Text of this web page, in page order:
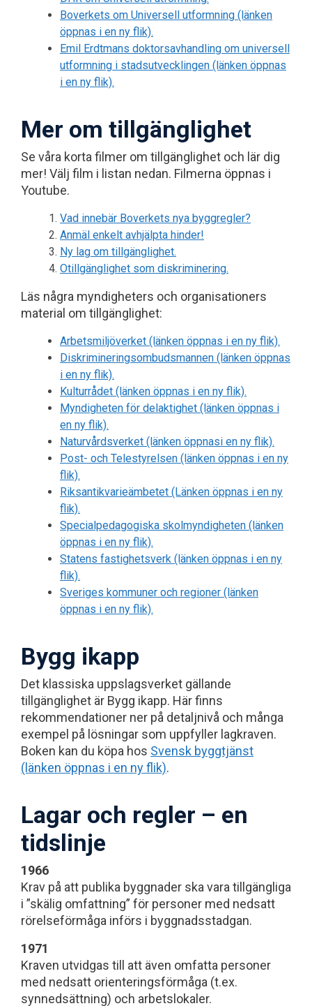
Boverkets om Universell utformning (länken
öppnas i en ny flik).
Emil Erdtmans doktorsavhandling om universell
utformning i stadsutvecklingen (länken öppnas
i en ny flik).
Mer om tillgänglighet
Se våra korta filmer om tillgänglighet och lär dig
mer! Välj film i listan nedan. Filmerna öppnas i
Youtube.
Vad innebär Boverkets nya byggregler?
Anmäl enkelt avhjälpta hinder!
Ny lag om tillgänglighet.
Otillgänglighet som diskriminering.
Läs några myndigheters och organisationers
material om tillgänglighet:
Arbetsmiljöverket (länken öppnas i en ny flik).
Diskrimineringsombudsmannen (länken öppnas
i en ny flik).
Kulturrådet (länken öppnas i en ny flik).
Myndigheten för delaktighet (länken öppnas i
en ny flik).
Naturvårdsverket (länken öppnasi en ny flik).
Post- och Telestyrelsen (länken öppnas i en ny
flik).
Riksantikvarieämbetet (Länken öppnas i en ny
flik).
Specialpedagogiska skolmyndigheten (länken
öppnas i en ny flik).
Statens fastighetsverk (länken öppnas i en ny
flik).
Sveriges kommuner och regioner (länken
öppnas i en ny flik).
Bygg ikapp
Det klassiska uppslagsverket gällande
tillgänglighet är Bygg ikapp. Här finns
rekommendationer ner på detaljnivå och många
exempel på lösningar som uppfyller lagkraven.
Boken kan du köpa hos Svensk byggtjänst
(länken öppnas i en ny flik).
Lagar och regler – en
tidslinje
1966
Krav på att publika byggnader ska vara tillgängliga
i ”skälig omfattning” för personer med nedsatt
rörelseförmåga införs i byggnadsstadgan.
1971
Kraven utvidgas till att även omfatta personer
med nedsatt orienteringsförmåga (t.ex.
synnedsättning) och arbetslokaler.